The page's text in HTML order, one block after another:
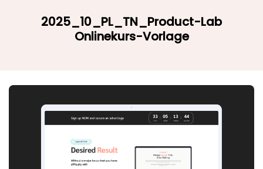
2025_10_PL_TN_Product-Lab
Onlinekurs-Vorlage